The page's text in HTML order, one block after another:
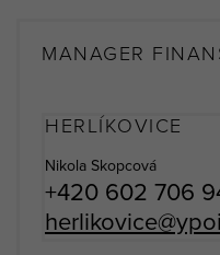
MANAGER
Nikola Skopcová
+420 602 706